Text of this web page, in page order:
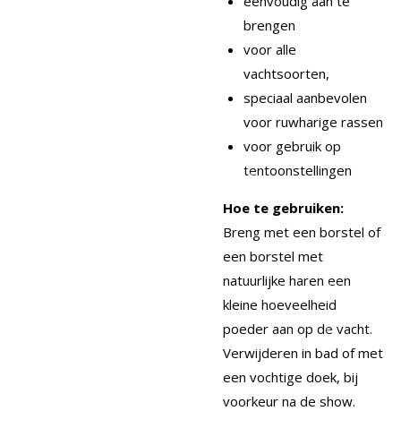
brengen
voor alle
vachtsoorten,
speciaal aanbevolen
voor ruwharige rassen
voor gebruik op
tentoonstellingen
Hoe te gebruiken:
Breng met een borstel of
een borstel met
natuurlijke haren een
kleine hoeveelheid
poeder aan op de vacht.
Verwijderen in bad of met
een vochtige doek, bij
voorkeur na de show.